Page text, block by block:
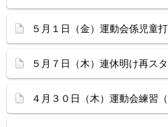
５月１日（金）運動会係児童
５月７日（木）連休明け再ス
４月３０日（木）運動会練習（